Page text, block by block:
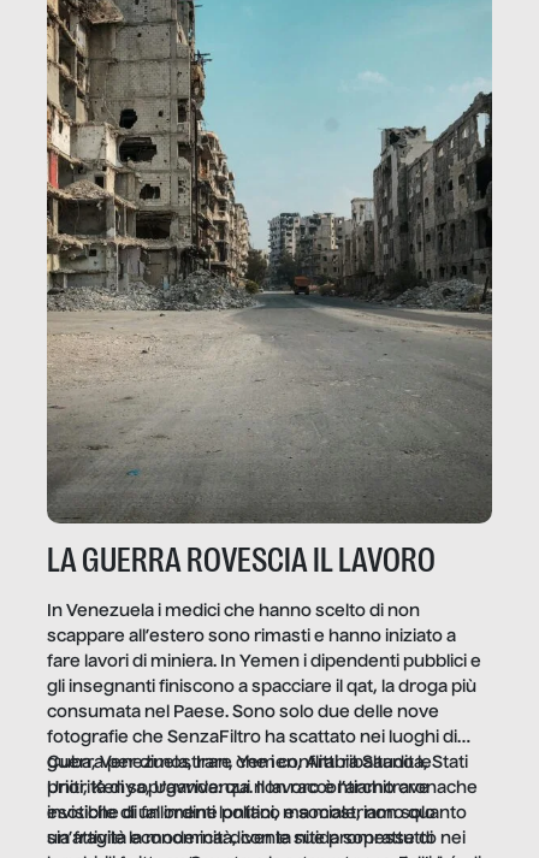
LA GUERRA ROVESCIA IL LAVORO
In Venezuela i medici che hanno scelto di non
scappare all’estero sono rimasti e hanno iniziato a
fare lavori di miniera. In Yemen i dipendenti pubblici e
gli insegnanti finiscono a spacciare il qat, la droga più
consumata nel Paese. Sono solo due delle nove
fotografie che SenzaFiltro ha scattato nei luoghi di
guerra per dimostrare che i conflitti ribaltano le
priorità di sopravvivenza. Il lavoro è l’architrave
invisibile di un ordine politico e sociale, non solo
un’attività economica: diventa nitida soprattutto nei
Cuba, Venezuela, Iran, Yemen, Arabia Saudita, Stati
Uniti, Kenya, Uganda: qui non raccontiamo cronache
esotiche di fallimenti lontani, ma mostriamo quanto
sia fragile la modernità, con le sue promesse di